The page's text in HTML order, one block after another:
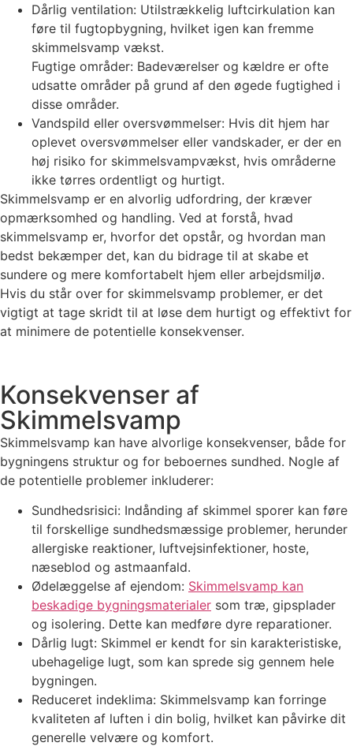
Dårlig ventilation: Utilstrækkelig luftcirkulation kan
føre til fugtopbygning, hvilket igen kan fremme
skimmelsvamp vækst.
Fugtige områder: Badeværelser og kældre er ofte
udsatte områder på grund af den øgede fugtighed i
disse områder.
Vandspild eller oversvømmelser: Hvis dit hjem har
oplevet oversvømmelser eller vandskader, er der en
høj risiko for skimmelsvampvækst, hvis områderne
ikke tørres ordentligt og hurtigt.
Skimmelsvamp er en alvorlig udfordring, der kræver
opmærksomhed og handling. Ved at forstå, hvad
skimmelsvamp er, hvorfor det opstår, og hvordan man
bedst bekæmper det, kan du bidrage til at skabe et
sundere og mere komfortabelt hjem eller arbejdsmiljø.
Hvis du står over for skimmelsvamp problemer, er det
vigtigt at tage skridt til at løse dem hurtigt og effektivt for
at minimere de potentielle konsekvenser.
Konsekvenser af
Skimmelsvamp
Skimmelsvamp kan have alvorlige konsekvenser, både for
bygningens struktur og for beboernes sundhed. Nogle af
de potentielle problemer inkluderer:
Sundhedsrisici: Indånding af skimmel sporer kan føre
til forskellige sundhedsmæssige problemer, herunder
allergiske reaktioner, luftvejsinfektioner, hoste,
næseblod og astmaanfald.
Ødelæggelse af ejendom: Skimmelsvamp kan
beskadige bygningsmaterialer som træ, gipsplader
og isolering. Dette kan medføre dyre reparationer.
Dårlig lugt: Skimmel er kendt for sin karakteristiske,
ubehagelige lugt, som kan sprede sig gennem hele
bygningen.
Reduceret indeklima: Skimmelsvamp kan forringe
kvaliteten af luften i din bolig, hvilket kan påvirke dit
generelle velvære og komfort.